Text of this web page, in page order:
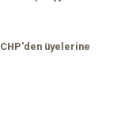
üyelerine